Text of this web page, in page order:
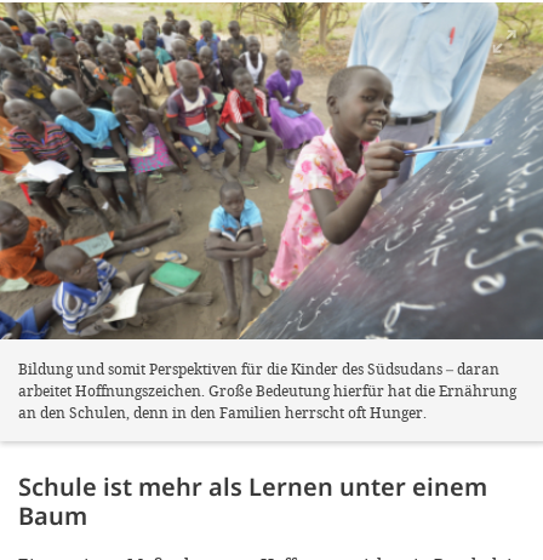
Bildung und somit Perspektiven für die Kinder des Südsudans – daran
arbeitet Hoffnungszeichen. Große Bedeutung hierfür hat die Ernährung
an den Schulen, denn in den Familien herrscht oft Hunger.
Schule ist mehr als Lernen unter einem
Baum